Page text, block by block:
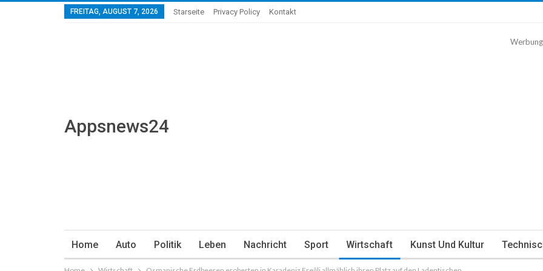
FREITAG, AUGUST 7, 2026 Starseite Privacy Policy Kontakt
Appsnews24
Werbung
Home Auto Politik Leben Nachricht Sport Wirtschaft Kunst Und Kultur